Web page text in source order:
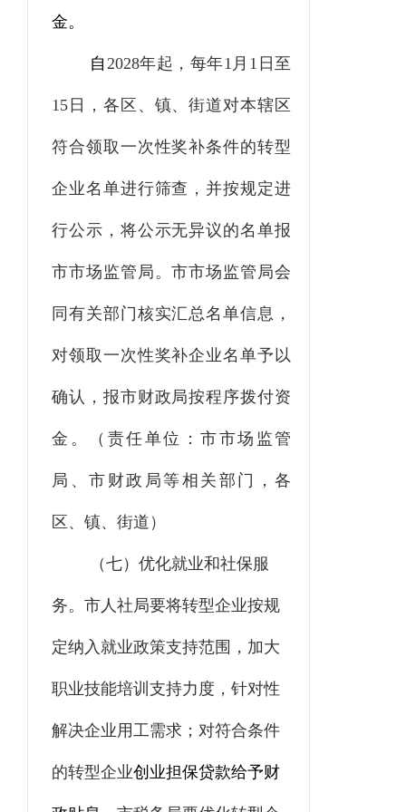
金。
自 2028年起，每年1 月 1 日至
15 日，各区、镇、街道对本辖区
符合领取一次性奖补条件的转型
企业名单进行筛查，并按规定进
行公示，将公示无异议的名单报
市市场监管局。市市场监管局会
同有关部门核实汇总名单信息，
对领取一次性奖补企业名单予以
确认，报市财政局按程序拨付资
金。（责任单位：市市场监管
局、市财政局等相关部门，各
区、镇、街道）
（七）优化就业和社保服
务。 市人社局要将转型企业按规
定纳入就业政策支持范围， 加大
职业技能培训支持力度，针对性
解决企业用工需求；对符合条件
的转型企业创业担保贷款给予财